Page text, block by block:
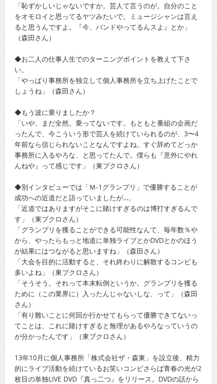
「恥ずかしいじゃないですか。芸人て言うのが。自分のこと
をオモロイと思ってるヤツみたいで。ミュージシャンは言え
ると思うんですよ。『今、バンドやってるんスよ』とか」
（森田さん）
◆お二人の仕事人生でのターニングポイントを教えて下さ
い。
「やっぱり事務所を独立して個人事務所を立ち上げたことで
しょうね」（森田さん）
◆もう波に乗りましたか？
「いや、まだ全然。乗ってないです。もともと番組の企画だ
ったんで、今こういう形で芸人を続けていられるのが、3〜4
年前なら信じられないことなんですよね。すぐ辞めてどっか
事務所に入るやろな、と思ってたんで。僕らも『意外にやれ
んねや』って感じです」（東ブクロさん）
◆別インタビューでは「Ｍ-1グランプリ」で優勝することが
成功への近道だと語っていましたが…。
「近道ではありますがそこに賭けすぎるのは博打すぎるんで
す」（東ブクロさん）
「グランプリを獲ることができる可能性なんて、毎年数％や
から、やったらもっと地道に単独ライブとかDVDとかのほう
が結果にはつながると思いますね」（森田さん）
「大会を目的に活動すると、それ終わりに解散するコンビも
多いよね」（東ブクロさん）
「そうそう。それって本末転倒というか。グランプリを獲る
ために（この業界に）入ったんじゃないしな、って」（森田
さん）
「有り難いことに何回か行かせてもらって優勝できてないっ
てことは、これに賭けすぎると無理があるやろなっていうの
が分かったんです」（東ブクロさん）
13年10月に個人事務所「株式会社ザ・森東」を設立後、精力
的にライブ活動を続けているお笑いコンビさらば青春の光が2
枚目の単独LIVE DVD『真っ二つ』をリリース。DVDの話から